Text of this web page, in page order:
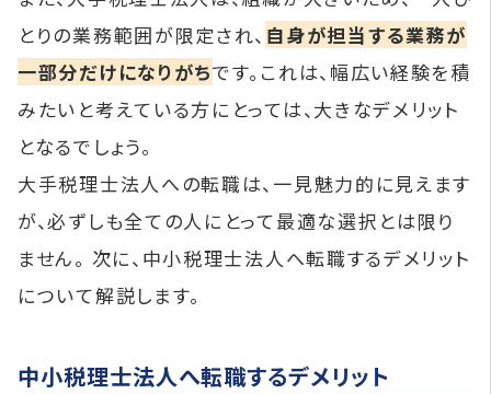
とりの業務範囲が限定され、 自身が担当する業務が
一部分だけになりがちです。これは、幅広い経験を積
みたいと考えている方にとっては、大きなデメリット
となるでしょう。
大手税理士法人への転職は、一見魅力的に見えます
が、必ずしも全ての人にとって最適な選択とは限り
ません。 次に、中小税理士法人へ転職するデメリット
について解説します。
中小税理士法人へ転職するデメリット